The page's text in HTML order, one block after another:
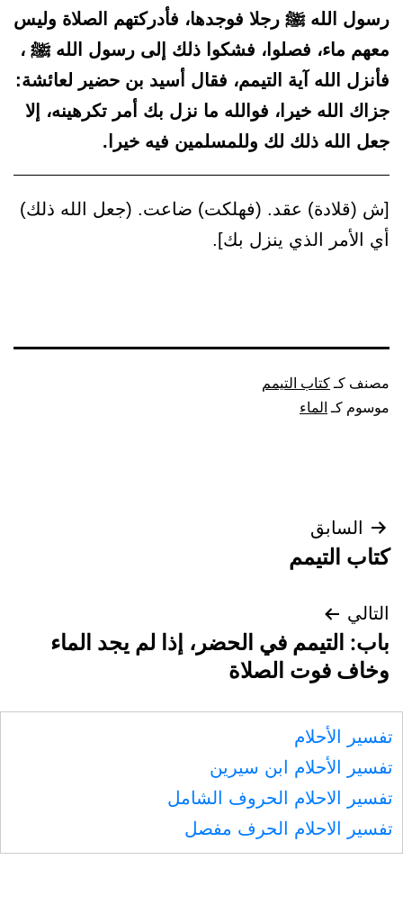
رسول الله ﷺ رجلا فوجدها، فأدركتهم الصلاة وليس
معهم ماء، فصلوا، فشكوا ذلك إلى رسول الله ﷺ ،
فأنزل الله آية التيمم، فقال أسيد بن حضير لعائشة:
جزاك الله خيرا، فوالله ما نزل بك أمر تكرهينه، إلا
جعل الله ذلك لك وللمسلمين فيه خيرا.
[ش (قلادة) عقد. (فهلكت) ضاعت. (جعل الله ذلك)
أي الأمر الذي ينزل بك].
مصنف كـ كتاب التيمم
موسوم كـ الماء
تصفّح
المقالات
السابق
كتاب التيمم
التالي
باب: التيمم في الحضر، إذا لم يجد الماء
وخاف فوت الصلاة
تفسير الأحلام
تفسير الأحلام ابن سيرين
تفسير الاحلام الحروف الشامل
تفسير الاحلام الحرف مفصل